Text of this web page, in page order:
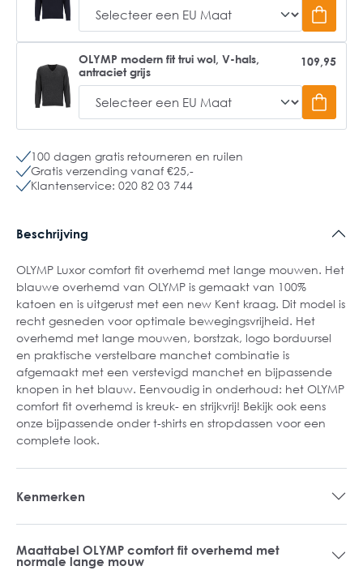
OLYMP modern fit trui wol, V-hals,
antraciet grijs
109,95
100 dagen gratis retourneren en ruilen
Gratis verzending vanaf €25,-
Klantenservice: 020 82 03 744
Beschrijving
OLYMP Luxor comfort fit overhemd met lange mouwen. Het
blauwe overhemd van OLYMP is gemaakt van 100%
katoen en is uitgerust met een new Kent kraag. Dit model is
recht gesneden voor optimale bewegingsvrijheid. Het
overhemd met lange mouwen, borstzak, logo borduursel
en praktische verstelbare manchet combinatie is
afgemaakt met een verstevigd manchet en bijpassende
knopen in het blauw. Eenvoudig in onderhoud: het OLYMP
comfort fit overhemd is kreuk- en strijkvrij! Bekijk ook eens
onze bijpassende onder t-shirts en stropdassen voor een
complete look.
Kenmerken
Maattabel OLYMP comfort fit overhemd met
normale lange mouw